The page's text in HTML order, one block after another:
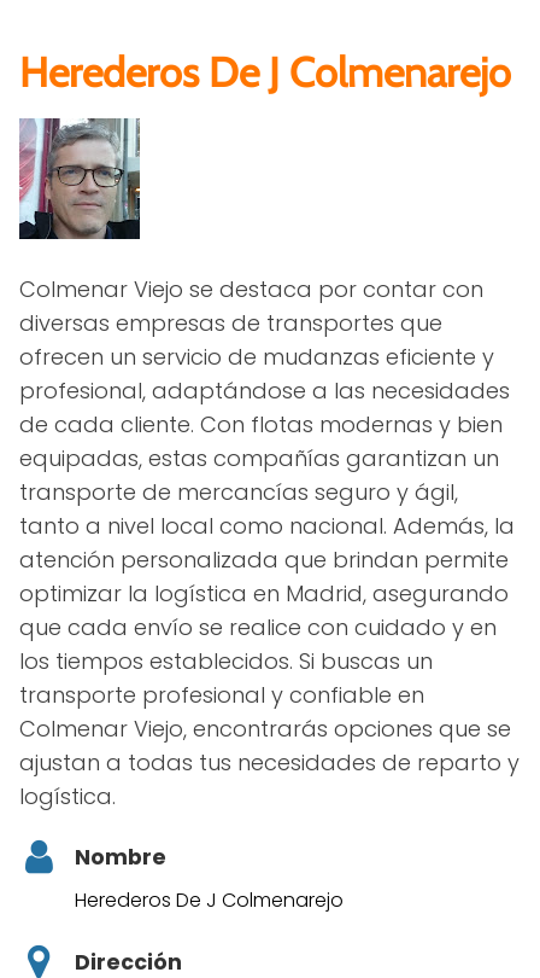
Herederos De J Colmenarejo
Colmenar Viejo se destaca por contar con
diversas empresas de transportes que
ofrecen un servicio de mudanzas eficiente y
profesional, adaptándose a las necesidades
de cada cliente. Con flotas modernas y bien
equipadas, estas compañías garantizan un
transporte de mercancías seguro y ágil,
tanto a nivel local como nacional. Además, la
atención personalizada que brindan permite
optimizar la logística en Madrid, asegurando
que cada envío se realice con cuidado y en
los tiempos establecidos. Si buscas un
transporte profesional y confiable en
Colmenar Viejo, encontrarás opciones que se
ajustan a todas tus necesidades de reparto y
logística.
Nombre
Herederos De J Colmenarejo
Dirección